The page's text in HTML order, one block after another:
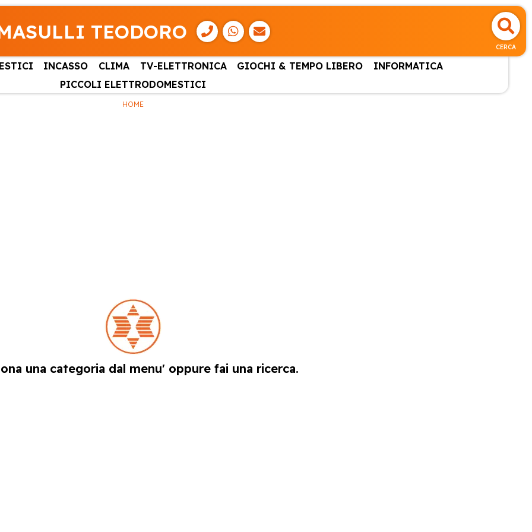
TEODORO
CERCA
INCASSO CLIMA TV-ELETTRONICA GIOCHI & TEMPO LIBERO
INFORMATICA
PICCOLI ELETTRODOMESTICI
HOME
una categoria dal menu' oppure fai una ricerca.